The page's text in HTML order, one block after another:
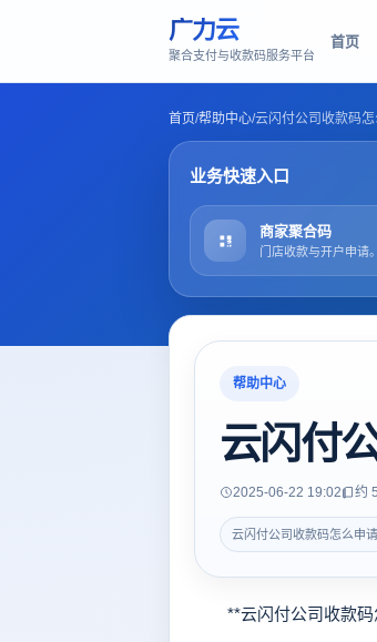
广力云
聚合支付与收款码服务平台
首页
首页/帮助中心/云闪付公司收款码
业务快速入口
商家聚合码
门店收款与开户申请。
帮助中心
云闪付
2025-06-22 19:02 约
云闪付公司收款码怎么申
**云闪付公司收款码